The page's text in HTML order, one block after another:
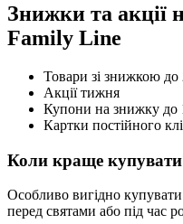
Знижки та акції
Family Line
Товари зі знижкою до
Акції тижня
Купони на знижку до
Картки постійного
Коли краще
Особливо вигідно купувати
перед святами або під час